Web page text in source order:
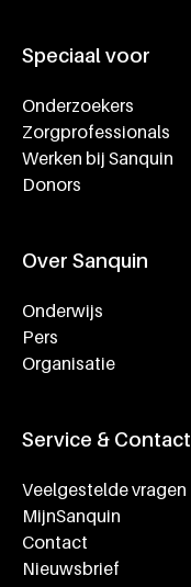
Speciaal voor
Onderzoekers
Zorgprofessionals
Werken bij Sanquin
Donors
Over Sanquin
Onderwijs
Pers
Organisatie
Service & Contact
Veelgestelde vragen
MijnSanquin
Contact
Nieuwsbrief